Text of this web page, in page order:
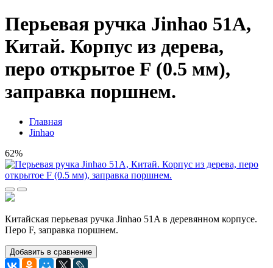
Перьевая ручка Jinhao 51A,
Китай. Корпус из дерева,
перо открытое F (0.5 мм),
заправка поршнем.
Главная
Jinhao
62%
Китайская перьевая ручка Jinhao 51A в деревянном корпусе.
Перо F, заправка поршнем.
Добавить в сравнение